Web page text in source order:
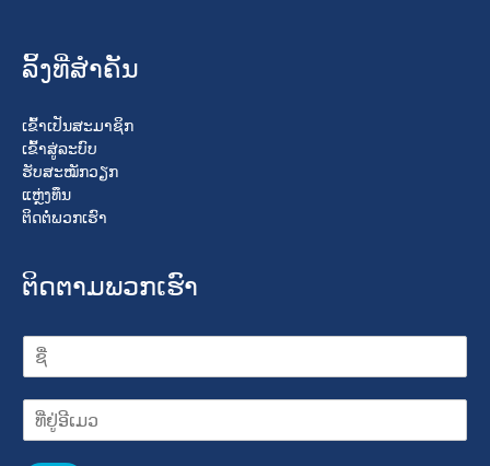
ລິ້ງທີ່ສໍາຄັນ
ເຂົ້າເປັນສະມາຊິກ
ເຂົ້າສູ່ລະບົບ
ຮັບສະໝັກວຽກ
ແຫຼ່ງທຶນ
ຕິດຕໍ່ພວກເຮົາ
ຕິດຕາມພວກເຮົາ